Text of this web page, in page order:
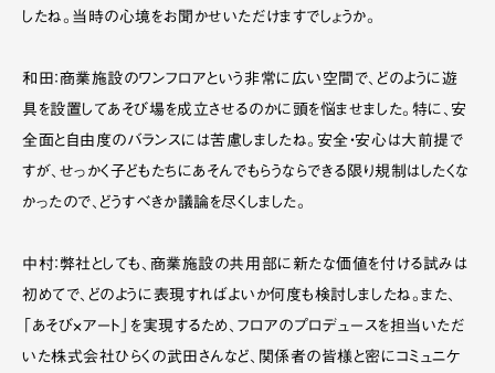
したね。当時の心境をお聞かせいただけますでしょうか。
和田：商業施設のワンフロアという非常に広い空間で、どのように遊
具を設置してあそび場を成立させるのかに頭を悩ませました。特に、安
全面と自由度のバランスには苦慮しましたね。安全・安心は大前提で
すが、せっかく子どもたちにあそんでもらうならできる限り規制はしたくな
かったので、どうすべきか議論を尽くしました。
中村：弊社としても、商業施設の共用部に新たな価値を付ける試みは
初めてで、どのように表現すればよいか何度も検討しましたね。また、
「あそび×アート」を実現するため、フロアのプロデュースを担当いただ
いた株式会社ひらくの武田さんなど、関係者の皆様と密にコミュニケ